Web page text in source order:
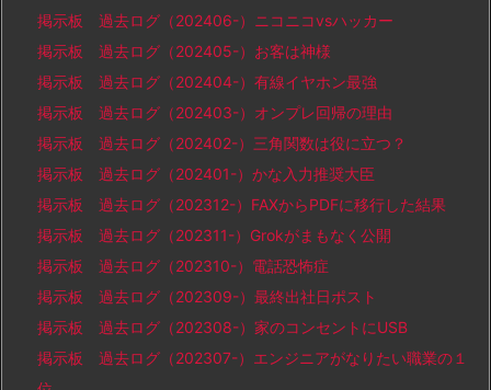
掲示板 過去ログ（202406-）ニコニコvsハッカー
掲示板 過去ログ（202405-）お客は神様
掲示板 過去ログ（202404-）有線イヤホン最強
掲示板 過去ログ（202403-）オンプレ回帰の理由
掲示板 過去ログ（202402-）三角関数は役に立つ？
掲示板 過去ログ（202401-）かな入力推奨大臣
掲示板 過去ログ（202312-）FAXからPDFに移行した結果
掲示板 過去ログ（202311-）Grokがまもなく公開
掲示板 過去ログ（202310-）電話恐怖症
掲示板 過去ログ（202309-）最終出社日ポスト
掲示板 過去ログ（202308-）家のコンセントにUSB
掲示板 過去ログ（202307-）エンジニアがなりたい職業の１